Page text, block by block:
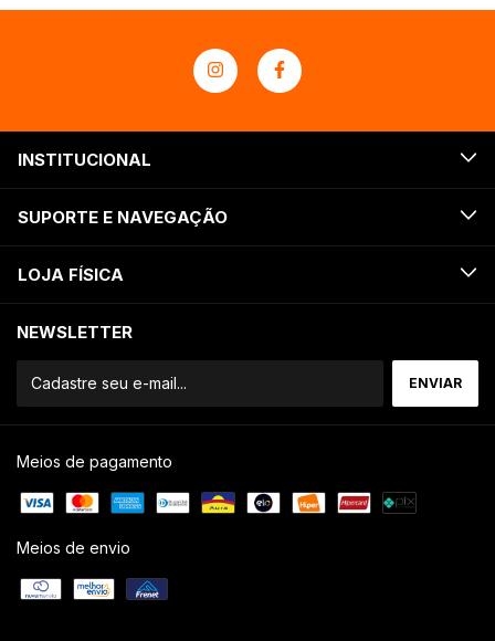
INSTITUCIONAL
SUPORTE E NAVEGAÇÃO
LOJA FÍSICA
NEWSLETTER
Meios de pagamento
Meios de envio